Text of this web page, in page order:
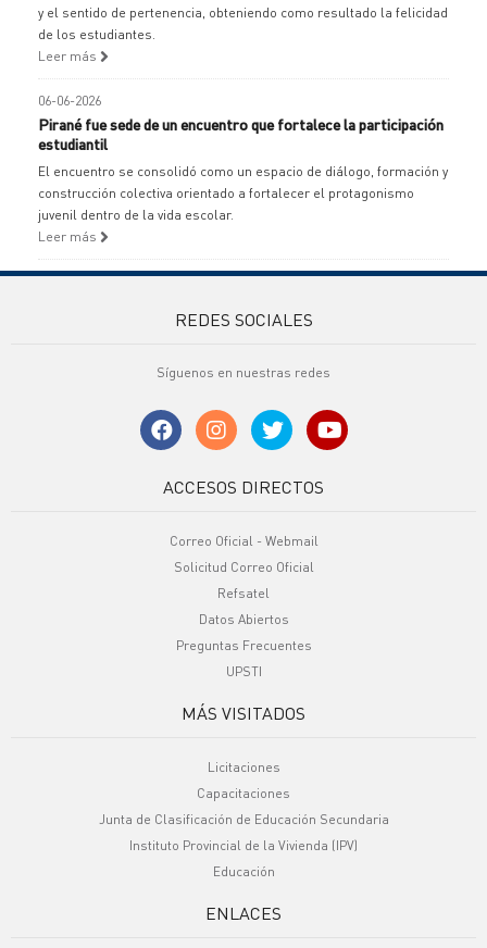
y el sentido de pertenencia, obteniendo como resultado la felicidad
de los estudiantes.
Leer más
06-06-2026
Pirané fue sede de un encuentro que fortalece la participación
estudiantil
El encuentro se consolidó como un espacio de diálogo, formación y
construcción colectiva orientado a fortalecer el protagonismo
juvenil dentro de la vida escolar.
Leer más
REDES SOCIALES
Síguenos en nuestras redes
ACCESOS DIRECTOS
Correo Oficial - Webmail
Solicitud Correo Oficial
Refsatel
Datos Abiertos
Preguntas Frecuentes
UPSTI
MÁS VISITADOS
Licitaciones
Capacitaciones
Junta de Clasificación de Educación Secundaria
Instituto Provincial de la Vivienda (IPV)
Educación
ENLACES